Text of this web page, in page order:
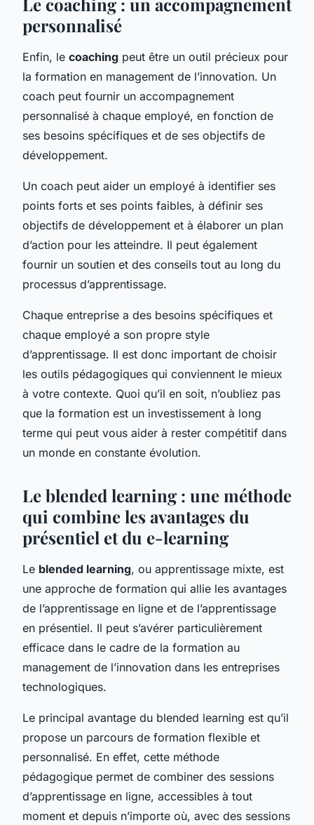
personnalisé
Enfin, le coaching peut être un outil précieux pour
la formation en management de l’innovation. Un
coach peut fournir un accompagnement
personnalisé à chaque employé, en fonction de
ses besoins spécifiques et de ses objectifs de
développement.
Un coach peut aider un employé à identifier ses
points forts et ses points faibles, à définir ses
objectifs de développement et à élaborer un plan
d’action pour les atteindre. Il peut également
fournir un soutien et des conseils tout au long du
processus d’apprentissage.
Chaque entreprise a des besoins spécifiques et
chaque employé a son propre style
d’apprentissage. Il est donc important de choisir
les outils pédagogiques qui conviennent le mieux
à votre contexte. Quoi qu’il en soit, n’oubliez pas
que la formation est un investissement à long
terme qui peut vous aider à rester compétitif dans
un monde en constante évolution.
Le blended learning : une méthode
qui combine les avantages du
présentiel et du e-learning
Le blended learning, ou apprentissage mixte, est
une approche de formation qui allie les avantages
de l’apprentissage en ligne et de l’apprentissage
en présentiel. Il peut s’avérer particulièrement
efficace dans le cadre de la formation au
management de l’innovation dans les entreprises
technologiques.
Le principal avantage du blended learning est qu’il
propose un parcours de formation flexible et
personnalisé. En effet, cette méthode
pédagogique permet de combiner des sessions
d’apprentissage en ligne, accessibles à tout
moment et depuis n’importe où, avec des sessions